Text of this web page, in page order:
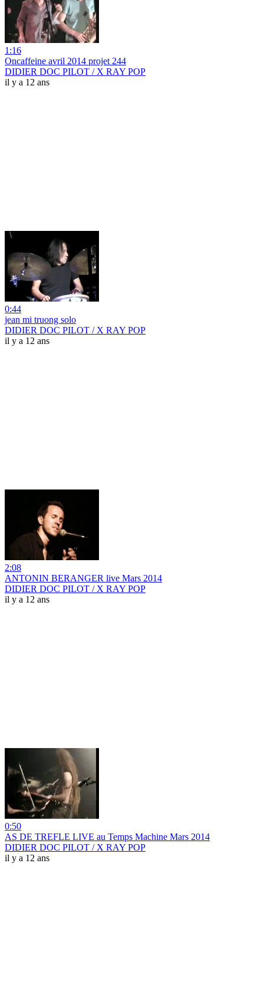
1:16
Oncaffeine avril 2014 projet 244
DIDIER DOC PILOT / X RAY POP
il y a 12 ans
0:44
jean mi truong solo
DIDIER DOC PILOT / X RAY POP
il y a 12 ans
2:08
ANTONIN BERANGER live Mars 2014
DIDIER DOC PILOT / X RAY POP
il y a 12 ans
0:50
AS DE TREFLE LIVE au Temps Machine Mars 2014
DIDIER DOC PILOT / X RAY POP
il y a 12 ans